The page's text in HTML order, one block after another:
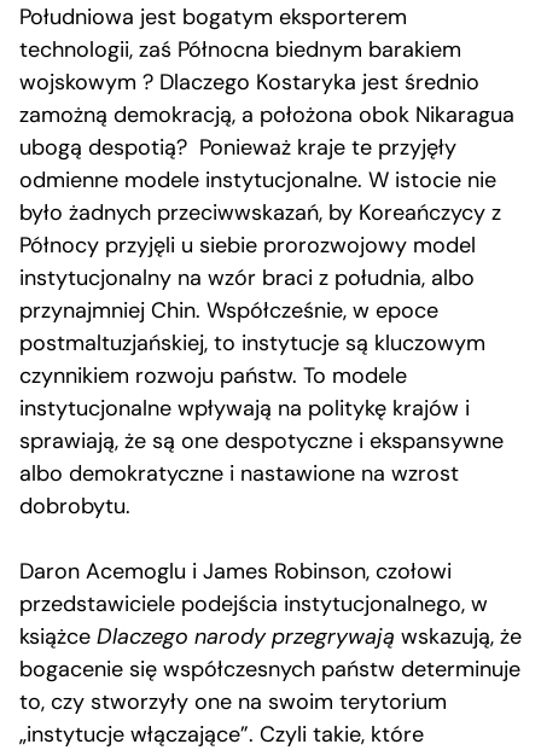
Południowa jest bogatym eksporterem
technologii, zaś Północna biednym barakiem
wojskowym ? Dlaczego Kostaryka jest średnio
zamożną demokracją, a położona obok Nikaragua
ubogą despotią? Ponieważ kraje te przyjęły
odmienne modele instytucjonalne. W istocie nie
było żadnych przeciwwskazań, by Koreańczycy z
Północy przyjęli u siebie prorozwojowy model
instytucjonalny na wzór braci z południa, albo
przynajmniej Chin. Współcześnie, w epoce
postmaltuzjańskiej, to instytucje są kluczowym
czynnikiem rozwoju państw. To modele
instytucjonalne wpływają na politykę krajów i
sprawiają, że są one despotyczne i ekspansywne
albo demokratyczne i nastawione na wzrost
dobrobytu.
Daron Acemoglu i James Robinson, czołowi
przedstawiciele podejścia instytucjonalnego, w
książce Dlaczego narody przegrywają wskazują, że
bogacenie się współczesnych państw determinuje
to, czy stworzyły one na swoim terytorium
„instytucje włączające”. Czyli takie, które